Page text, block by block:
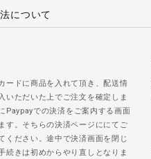
について
ードに商品を入れて頂き、配送情
いただいた上でご注文を確定しま
Paypayでの決済をご案内する画面
す。そちらの決済ページににてご
ください。途中で決済画面を閉じ
続きは初めからやり直しとなりま